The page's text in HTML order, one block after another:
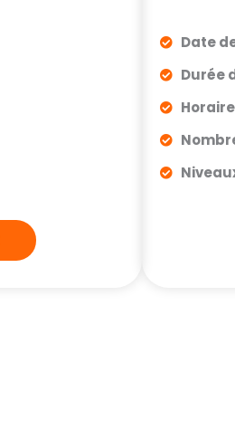
Date
Durée